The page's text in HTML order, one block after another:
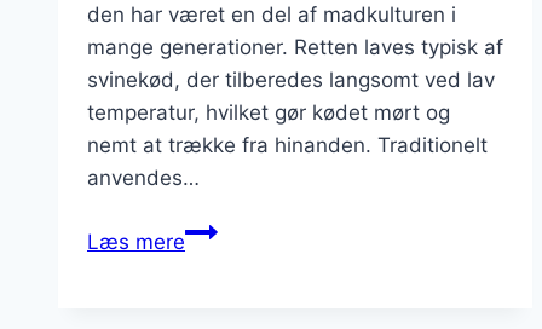
den har været en del af madkulturen i
mange generationer. Retten laves typisk af
svinekød, der tilberedes langsomt ved lav
temperatur, hvilket gør kødet mørt og
nemt at trække fra hinanden. Traditionelt
anvendes…
Læs merePulled